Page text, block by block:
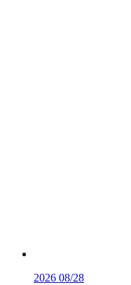
2026 08/28